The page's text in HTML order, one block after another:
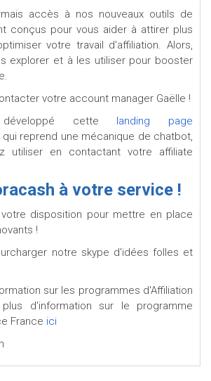
accès à nos nouveaux outils de
conçus pour vous aider à attirer plus
votre travail d'affiliation. Alors,
explorer et à les utiliser pour booster
votre account manager Gaëlle !
cette landing page
qui reprend une mécanique de chatbot,
utiliser en contactant votre affiliate
à votre service !
disposition pour mettre en place
!
notre skype d'idées folles et
sur les programmes d'Affiliation
d'information sur le programme
France ici